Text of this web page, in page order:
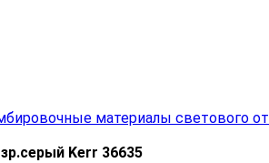
материалы светового
Kerr 36635